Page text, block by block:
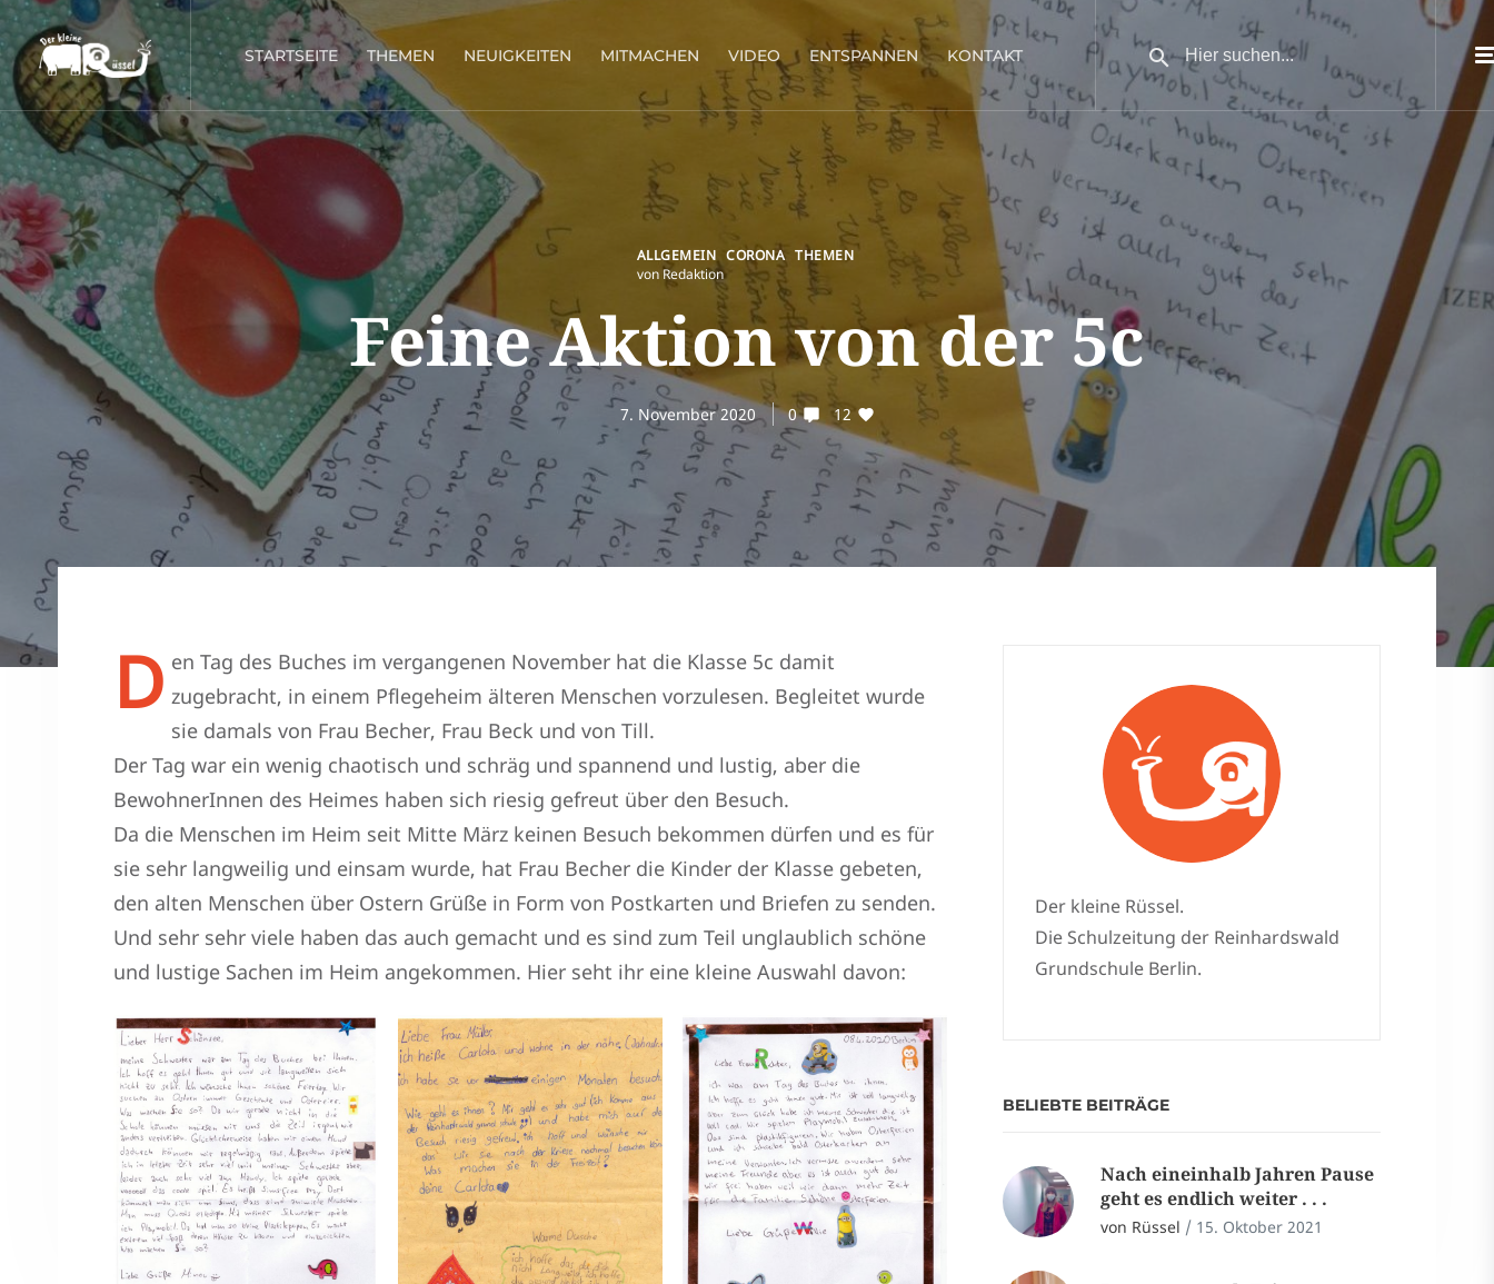
STARTSEITE THEMEN NEUIGKEITEN MITMACHEN VIDEO ENTSPANNEN KONTAKT
ALLGEMEIN CORONA THEMEN
von Redaktion
Feine Aktion von der 5c
7. November 2020 0 12
D en Tag des Buches im vergangenen November hat die Klasse 5c damit
zugebracht, in einem Pflegeheim älteren Menschen vorzulesen. Begleitet wurde
sie damals von Frau Becher, Frau Beck und von Till.
Der Tag war ein wenig chaotisch und schräg und spannend und lustig, aber die
BewohnerInnen des Heimes haben sich riesig gefreut über den Besuch.
Da die Menschen im Heim seit Mitte März keinen Besuch bekommen dürfen und es für
sie sehr langweilig und einsam wurde, hat Frau Becher die Kinder der Klasse gebeten,
den alten Menschen über Ostern Grüße in Form von Postkarten und Briefen zu senden.
Und sehr sehr viele haben das auch gemacht und es sind zum Teil unglaublich schöne
und lustige Sachen im Heim angekommen. Hier seht ihr eine kleine Auswahl davon:
Der kleine Rüssel.
Die Schulzeitung der Reinhardswald
Grundschule Berlin.
BELIEBTE BEITRÄGE
Nach eineinhalb Jahren Pause
geht es endlich weiter . . .
von Rüssel / 15. Oktober 2021